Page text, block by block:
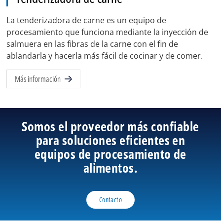
La tenderizadora de carne es un equipo de
procesamiento que funciona mediante la inyección de
salmuera en las fibras de la carne con el fin de
ablandarla y hacerla más fácil de cocinar y de comer.
Más información
Somos el proveedor más confiable
para soluciones eficientes en
equipos de procesamiento de
alimentos.
Contacto